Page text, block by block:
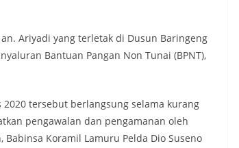
Ariyadi yang terletak di Dusun Baringeng
Bantuan Pangan Non Tunai (BPNT),
2020 tersebut berlangsung selama kurang
pengawalan dan pengamanan oleh
Koramil Lamuru Pelda Dio Suseno